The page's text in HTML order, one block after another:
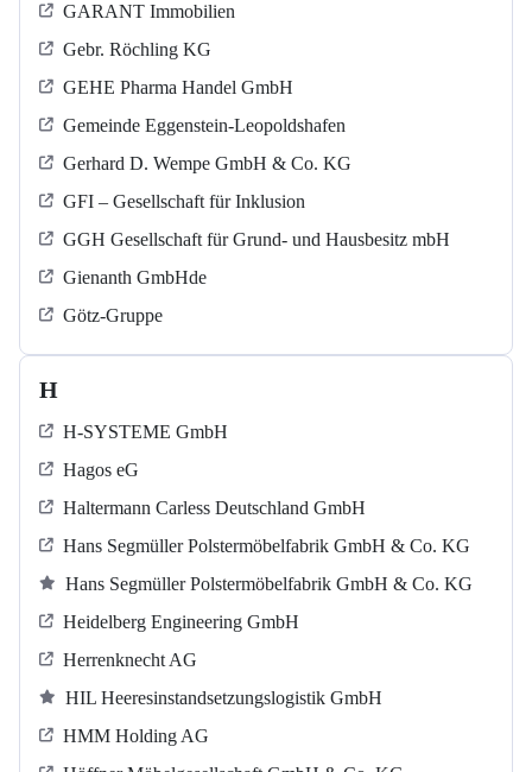
GARANT Immobilien
Gebr. Röchling KG
GEHE Pharma Handel GmbH
Gemeinde Eggenstein-Leopoldshafen
Gerhard D. Wempe GmbH & Co. KG
GFI – Gesellschaft für Inklusion
GGH Gesellschaft für Grund- und Hausbesitz mbH
Gienanth GmbHde
Götz-Gruppe
H
H-SYSTEME GmbH
Hagos eG
Haltermann Carless Deutschland GmbH
Hans Segmüller Polstermöbelfabrik GmbH & Co. KG
Hans Segmüller Polstermöbelfabrik GmbH & Co. KG
Heidelberg Engineering GmbH
Herrenknecht AG
HIL Heeresinstandsetzungslogistik GmbH
HMM Holding AG